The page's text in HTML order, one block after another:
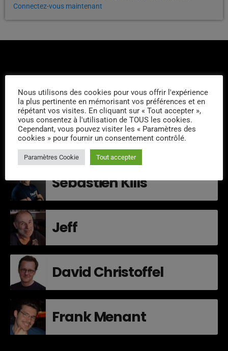
Connectez-vous maintenant
L'ÉQUIPE
Tim
Sébastien Kills
Jeff
David Christoffel
Frank Menant
Nous utilisons des cookies pour vous offrir l'expérience
la plus pertinente en mémorisant vos préférences et en
répétant vos visites. En cliquant sur « Tout accepter »,
vous consentez à l'utilisation de TOUS les cookies.
Cependant, vous pouvez visiter les « Paramètres des
cookies » pour fournir un consentement contrôlé.
Paramètres Cookie Tout accepter